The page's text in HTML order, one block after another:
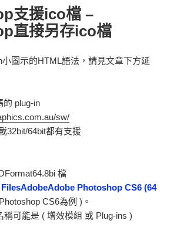
支援ico檔 –
直接另存ico檔
圖示的HTML語法，請見文章下方延
的 plug-in
sw/
32bit/64bit都有支援
檔
Photoshop CS6 (64
CS6為例 )。
稱可能是 ( 增效模組 或 Plug-ins )